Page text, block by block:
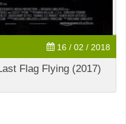
16 / 02 / 2018
Flag Flying (2017)